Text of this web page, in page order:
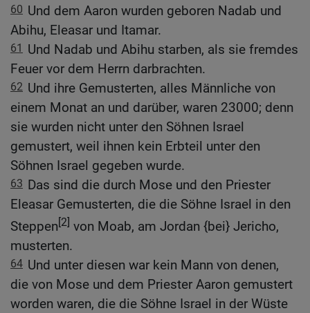
60 Und dem Aaron wurden geboren Nadab und
Abihu, Eleasar und Itamar.
61 Und Nadab und Abihu starben, als sie fremdes
Feuer vor dem Herrn darbrachten.
62 Und ihre Gemusterten, alles Männliche von
einem Monat an und darüber, waren 23000; denn
sie wurden nicht unter den Söhnen Israel
gemustert, weil ihnen kein Erbteil unter den
Söhnen Israel gegeben wurde.
63 Das sind die durch Mose und den Priester
Eleasar Gemusterten, die die Söhne Israel in den
Steppen[2] von Moab, am Jordan {bei} Jericho,
musterten.
64 Und unter diesen war kein Mann von denen,
die von Mose und dem Priester Aaron gemustert
worden waren, die die Söhne Israel in der Wüste